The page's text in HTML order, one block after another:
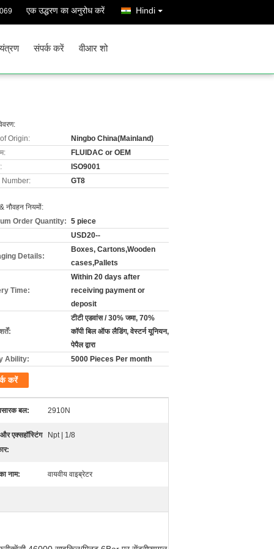
एक उद्धरण का अनुरोध करें Hindi
संपर्क करें वीआर शो
Origin:
Ningbo China(Mainland)
FLUIDAC or OEM
ISO9001
Number:
GT8
नौवहन नियमों:
Order Quantity: 5 piece
USD20--
Details:
Boxes, Cartons,Wooden
cases,Pallets
Time:
Within 20 days after
receiving payment or
deposit
टीटी एडवांस / 30% जमा, 70%
कॉपी बिल ऑफ लैडिंग, वेस्टर्न यूनियन,
पेपैल द्वारा
Ability:
5000 Pieces Per month
करें
बल: 2910N
एक्सहॉस्टिंग
Npt | 1/8
नाम: वायवीय वाइब्रेटर